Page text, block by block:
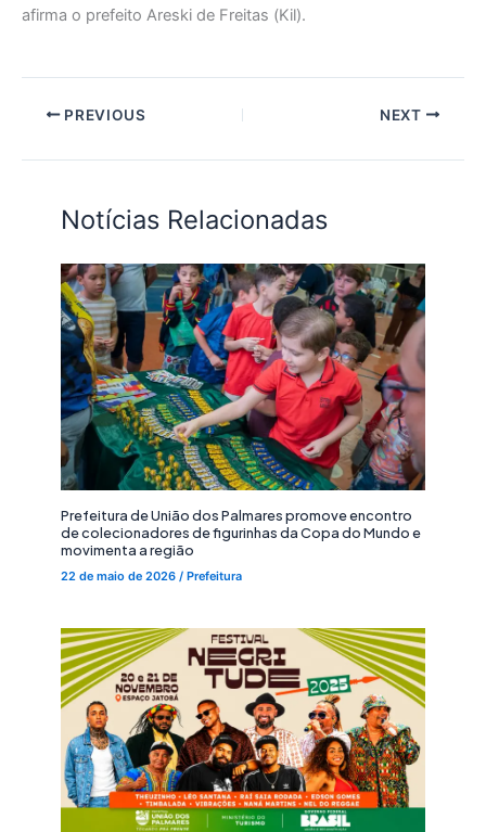
afirma o prefeito Areski de Freitas (Kil).
PREVIOUS NEXT
Notícias Relacionadas
Prefeitura de União dos Palmares promove encontro
de colecionadores de figurinhas da Copa do Mundo e
movimenta a região
22 de maio de 2026/Prefeitura